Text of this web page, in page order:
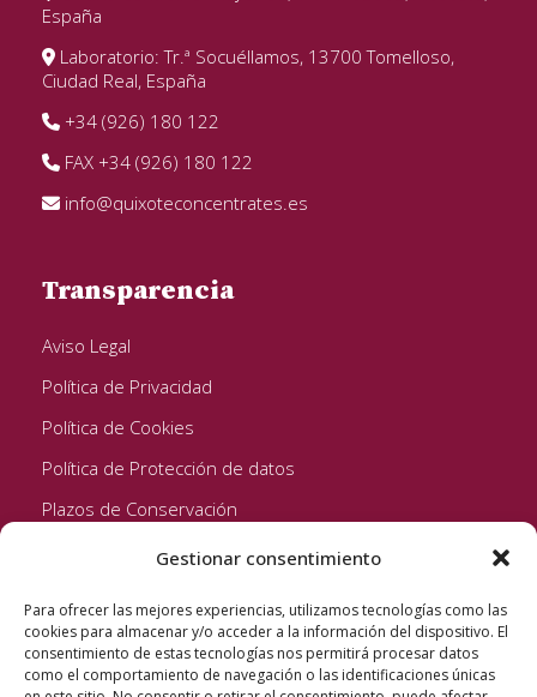
Gestionar consentimiento
Para ofrecer las mejores experiencias, utilizamos tecnologías como las
cookies para almacenar y/o acceder a la información del dispositivo. El
consentimiento de estas tecnologías nos permitirá procesar datos
como el comportamiento de navegación o las identificaciones únicas
España
Laboratorio: Tr.ª Socuéllamos, 13700 Tomelloso,
Ciudad Real, España
+34 (926) 180 122
FAX +34 (926) 180 122
info@quixoteconcentrates.es
Transparencia
Aviso Legal
Política de Privacidad
Política de Cookies
Política de Protección de datos
Plazos de Conservación
Seguinos!